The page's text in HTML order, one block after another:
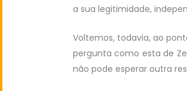
a sua legitimidade,
Voltemos, todavia, ao
pergunta como esta de
não pode esperar outra